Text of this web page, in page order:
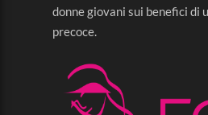
donne giovani sui benefici di
precoce.